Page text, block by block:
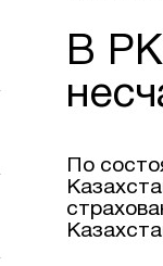
В РК
По